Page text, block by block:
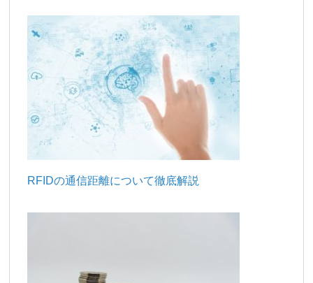
RFIDの通信距離について徹底解説